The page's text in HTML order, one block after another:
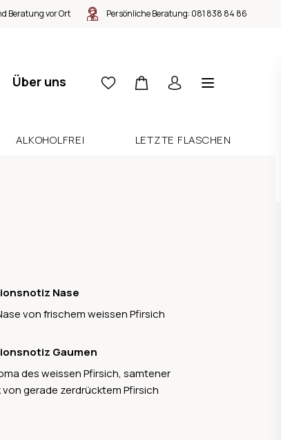
Beratung vor Ort Persönliche Beratung: 081 838 84 86
Über uns
ALKOHOLFREI LETZTE FLASCHEN
Nase
von frischem weissen Pfirsich
Gaumen
des weissen Pfirsich, samtener
von gerade zerdrücktem Pfirsich